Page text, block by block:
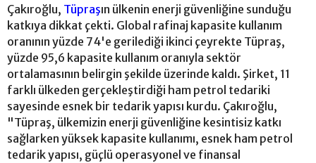
Çakıroğlu, Tüpraşın ülkenin enerji güvenliğine sunduğu
katkıya dikkat çekti. Global rafinaj kapasite kullanım
oranının yüzde 74'e gerilediği ikinci çeyrekte Tüpraş,
yüzde 95,6 kapasite kullanım oranıyla sektör
ortalamasının belirgin şekilde üzerinde kaldı. Şirket, 11
farklı ülkeden gerçekleştirdiği ham petrol tedariki
sayesinde esnek bir tedarik yapısı kurdu. Çakıroğlu,
"Tüpraş, ülkemizin enerji güvenliğine kesintisiz katkı
sağlarken yüksek kapasite kullanımı, esnek ham petrol
tedarik yapısı, güçlü operasyonel ve finansal